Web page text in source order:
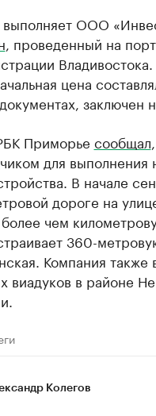
выполняет ООО
, проведенный на
цена
заключен
Приморье сообщал
для выполнения
В начале
дороге на
чем
360-
Компания
виадуков в районе
Колегов